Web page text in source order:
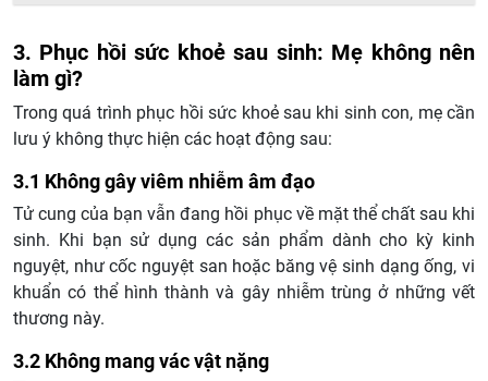
3. Phục hồi sức khoẻ sau sinh: Mẹ không nên
làm gì?
Trong quá trình phục hồi sức khoẻ sau khi sinh con, mẹ cần
lưu ý không thực hiện các hoạt động sau:
3.1 Không gây viêm nhiễm âm đạo
Tử cung của bạn vẫn đang hồi phục về mặt thể chất sau khi
sinh. Khi bạn sử dụng các sản phẩm dành cho kỳ kinh
nguyệt, như cốc nguyệt san hoặc băng vệ sinh dạng ống, vi
khuẩn có thể hình thành và gây nhiễm trùng ở những vết
thương này.
3.2 Không mang vác vật nặng